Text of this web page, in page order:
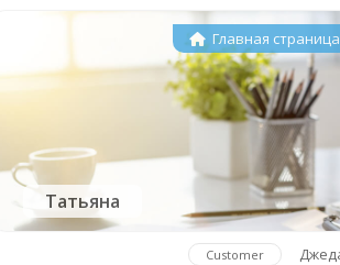
Татьяна
Главная
Customer